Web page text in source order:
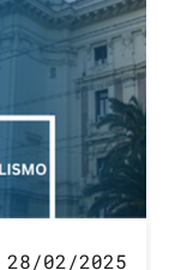
28/02/2025